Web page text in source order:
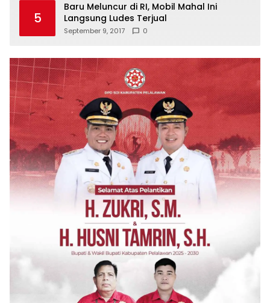
5
Baru Meluncur di RI, Mobil Mahal Ini
Langsung Ludes Terjual
September 9, 2017 0